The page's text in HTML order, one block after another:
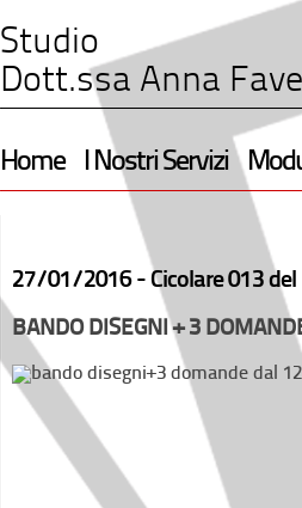
Studio
Dott.ssa Anna
Home I Nostri Servizi
27/01/2016 - Cicolare 013
BANDO DISEGNI + 3